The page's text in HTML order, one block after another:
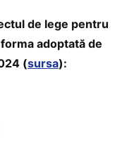
de lege pentru
adoptată de
(sursa):